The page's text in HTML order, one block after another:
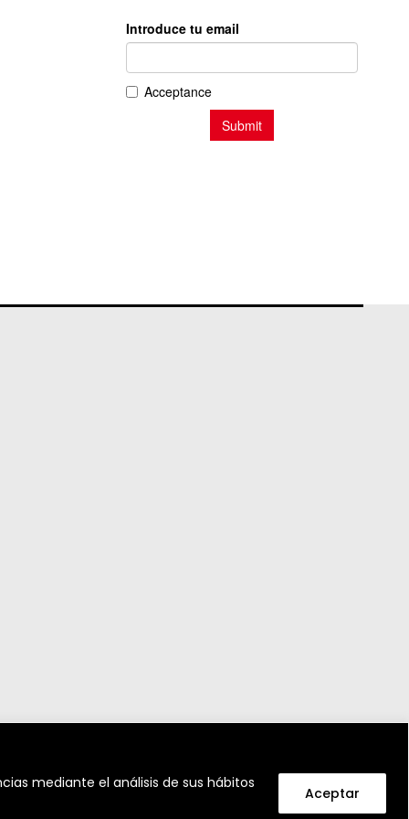
mediante el análisis de sus hábitos
Aceptar